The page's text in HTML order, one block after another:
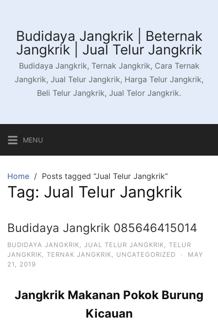
contentBudidaya Jangkrik | Beternak
Jangkrik | Jual Telur Jangkrik
Budidaya Jangkrik, Ternak Jangkrik, Cara Ternak
Jangkrik, Jual Telur Jangkrik, Harga Telur Jangkrik,
Beli Telur Jangkrik, Jual Telor Jangkrik.
MENU
Home Posts tagged “Jual Telur Jangkrik”
Tag: Jual Telur Jangkrik
Budidaya Jangkrik 085646415014
BUDIDAYA JANGKRIK JUAL TELUR JANGKRIK
TELUR
JANGKRIK
TERNAK JANGKRIK UNCATEGORIZED ·
MAY
21, 2019
Jangkrik Makanan Pokok Burung
Kicauan